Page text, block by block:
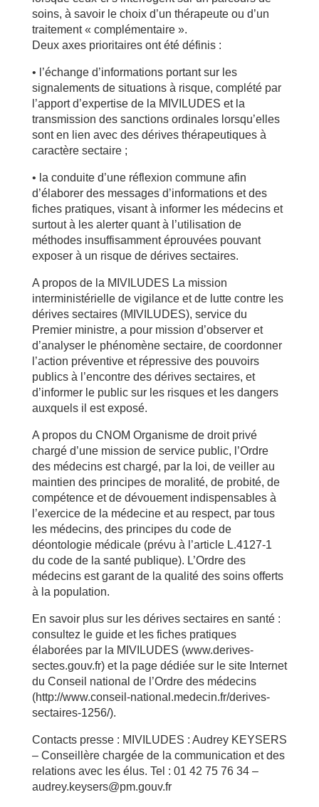
soins, à savoir le choix d’un thérapeute ou d’un
traitement « complémentaire ».
Deux axes prioritaires ont été définis :
• l’échange d’informations portant sur les
signalements de situations à risque, complété par
l’apport d’expertise de la MIVILUDES et la
transmission des sanctions ordinales lorsqu’elles
sont en lien avec des dérives thérapeutiques à
caractère sectaire ;
• la conduite d’une réflexion commune afin
d’élaborer des messages d’informations et des
fiches pratiques, visant à informer les médecins et
surtout à les alerter quant à l’utilisation de
méthodes insuffisamment éprouvées pouvant
exposer à un risque de dérives sectaires.
A propos de la MIVILUDES La mission
interministérielle de vigilance et de lutte contre les
dérives sectaires (MIVILUDES), service du
Premier ministre, a pour mission d’observer et
d’analyser le phénomène sectaire, de coordonner
l’action préventive et répressive des pouvoirs
publics à l’encontre des dérives sectaires, et
d’informer le public sur les risques et les dangers
auxquels il est exposé.
A propos du CNOM Organisme de droit privé
chargé d’une mission de service public, l’Ordre
des médecins est chargé, par la loi, de veiller au
maintien des principes de moralité, de probité, de
compétence et de dévouement indispensables à
l’exercice de la médecine et au respect, par tous
les médecins, des principes du code de
déontologie médicale (prévu à l’article L.4127-1
du code de la santé publique). L’Ordre des
médecins est garant de la qualité des soins offerts
à la population.
En savoir plus sur les dérives sectaires en santé :
consultez le guide et les fiches pratiques
élaborées par la MIVILUDES (www.derives-
sectes.gouv.fr) et la page dédiée sur le site Internet
du Conseil national de l’Ordre des médecins
(http://www.conseil-national.medecin.fr/derives-
sectaires-1256/).
Contacts presse : MIVILUDES : Audrey KEYSERS
– Conseillère chargée de la communication et des
relations avec les élus. Tel : 01 42 75 76 34 –
audrey.keysers@pm.gouv.fr